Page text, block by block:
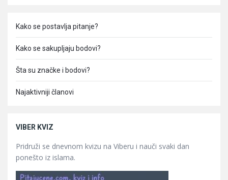
Kako se postavlja pitanje?
Kako se sakupljaju bodovi?
Šta su značke i bodovi?
Najaktivniji članovi
VIBER KVIZ
Pridruži se dnevnom kvizu na Viberu i nauči svaki dan
ponešto iz islama.